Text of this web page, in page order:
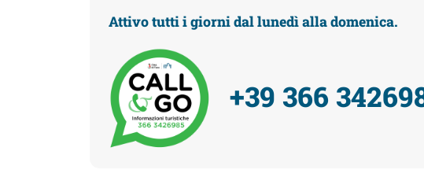
Attivo tutti i giorni dal lunedì alla domenica.
+39 366